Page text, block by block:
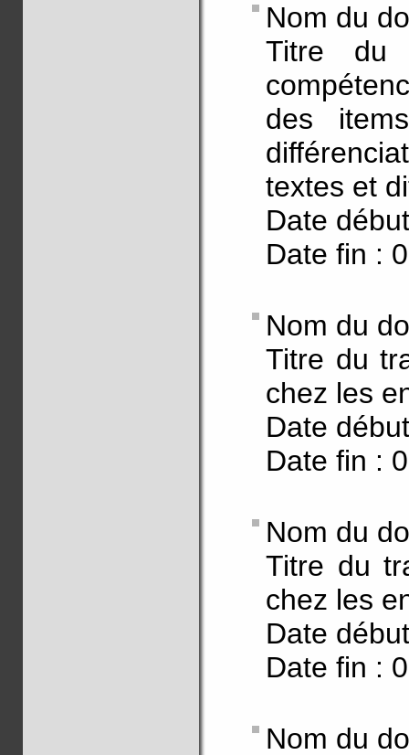
Nom du
Titre du
des
textes et
Date
Date fin :
Nom du
Titre du
chez les
Date
Date fin :
Nom du
Titre du
chez les
Date
Date fin :
Nom du